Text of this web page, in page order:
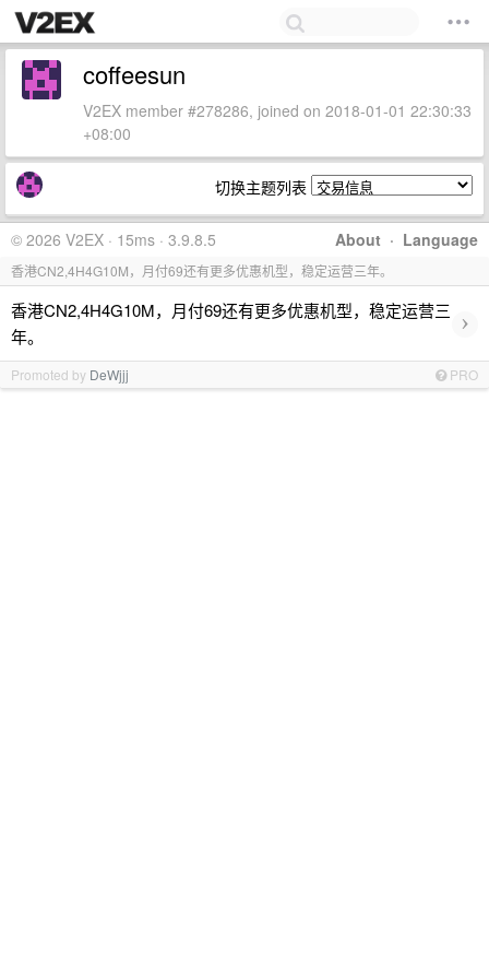
coffeesun
V2EX member #278286, joined on 2018-01-01 22:30:33
+08:00
切换主题列表
About · Language
© 2026 V2EX · 15ms · 3.9.8.5
香港CN2,4H4G10M，月付69还有更多优惠机型，稳定运营三年。
香港CN2,4H4G10M，月付69还有更多优惠机型，稳定运营三
年。
›
Promoted by DeWjjj PRO